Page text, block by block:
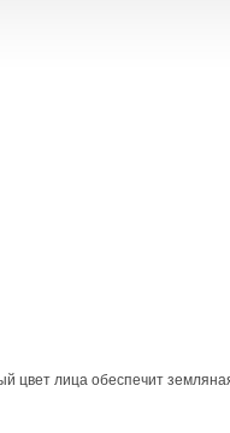
цвет лица обеспечит